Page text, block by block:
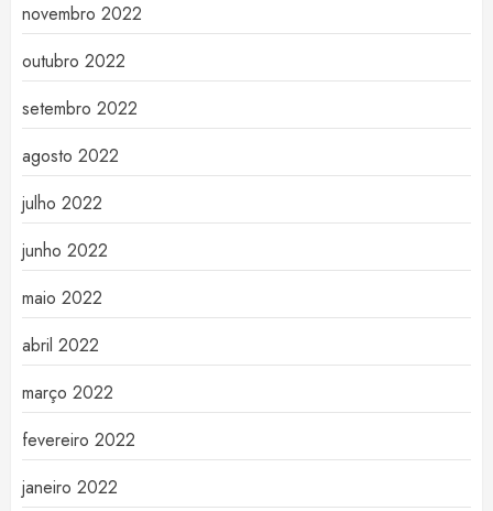
novembro 2022
outubro 2022
setembro 2022
agosto 2022
julho 2022
junho 2022
maio 2022
abril 2022
março 2022
fevereiro 2022
janeiro 2022